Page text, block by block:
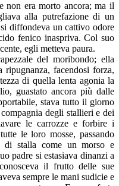
non era morto ancora; ma il
alla putrefazione di un
diffondeva un cattivo odore
fenico inaspriva. Col suo
egli metteva paura.
del moribondo; ella
ripugnanza, facendosi forza,
di quella lenta agonia la
guastato ancora più dalle
stava tutto il giorno
degli stallieri e dei
le carrozze e forbire i
le loro mosse, passando
stalla come un morso e
padre si estasiava dinanzi a
il frutto delle sue
sempre le mani sudicie e